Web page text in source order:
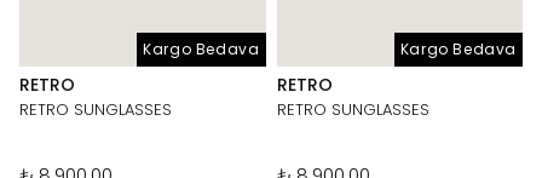
Kargo Bedava
RETRO
RETRO SUNGLASSES
Kargo Bedava
RETRO
RETRO SUNGLASSES